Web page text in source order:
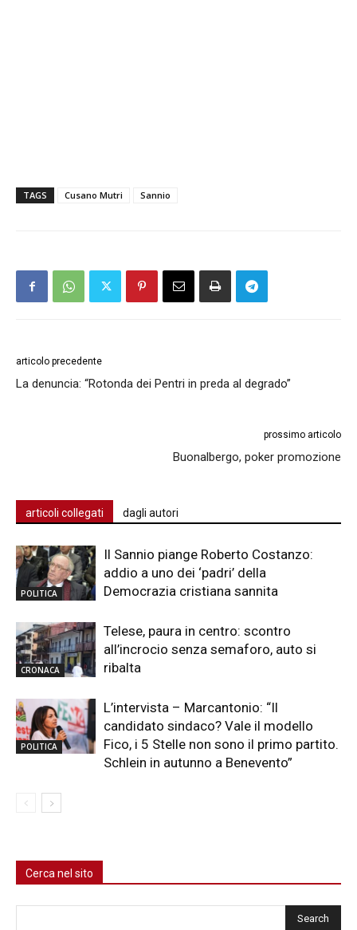
TAGS Cusano Mutri Sannio
articolo precedente
La denuncia: “Rotonda dei Pentri in preda al degrado”
prossimo articolo
Buonalbergo, poker promozione
articoli collegati dagli autori
POLITICA
Il Sannio piange Roberto Costanzo:
addio a uno dei ‘padri’ della
Democrazia cristiana sannita
CRONACA
Telese, paura in centro: scontro
all’incrocio senza semaforo, auto si
ribalta
POLITICA
L’intervista – Marcantonio: “Il
candidato sindaco? Vale il modello
Fico, i 5 Stelle non sono il primo partito.
Schlein in autunno a Benevento”
Cerca nel sito